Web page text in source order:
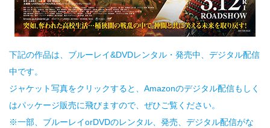
下記の作品は、ブルーレイ&DVDレンタル・発売中、デジタル配信
中です。
ジャケット写真をクリックすると、Amazonのデジタル配信もしく
はパッケージ販売に飛びますので、ぜひご覧ください。
※一部、ブルーレイorDVDのレンタル、発売、デジタル配信がな